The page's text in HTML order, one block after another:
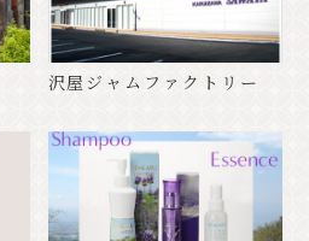
沢屋ジャムファクトリー